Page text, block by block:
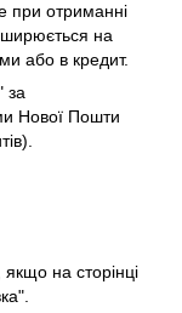
при отриманні
на
або в кредит.
за
Нової Пошти
якщо на сторінці